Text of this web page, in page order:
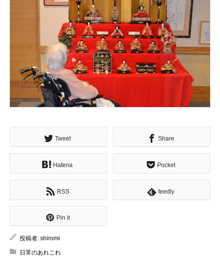
Tweet Share
Hatena Pocket
RSS feedly
Pin it
投稿者: shiromi
日常のあれこれ